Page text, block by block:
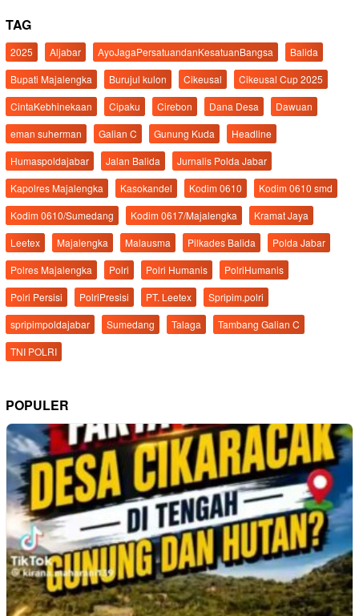
TAG
2025 Aljabar AyoJagaPersatuandanKesatuanBangsa
Balida
Bupati Majalengka
Burujul kulon Cikeusal
Cikeusal Cup 2025
CintaKebhinekaan
Cipaku Cirebon Dana Desa
Dawuan
eman suherman
Galian C Gunung Kuda
Headline
Humaspoldajabar
Jalan Balida
Jurnalis Polda Jabar
Kapolres Majalengka
Kasokandel Kodim 0610
Kodim 0610 smd
Kodim 0610/Sumedang
Kodim 0617/Majalengka
Kramat Jaya
Leetex
Majalengka Malausma Pilkades Balida
Polda Jabar
Polres Majalengka
Polri Polri Humanis
PolriHumanis
Polri Persisi
PolriPresisi PT. Leetex
Spripim.polri
spripimpoldajabar
Sumedang Talaga
Tambang Galian C
TNI POLRI
POPULER